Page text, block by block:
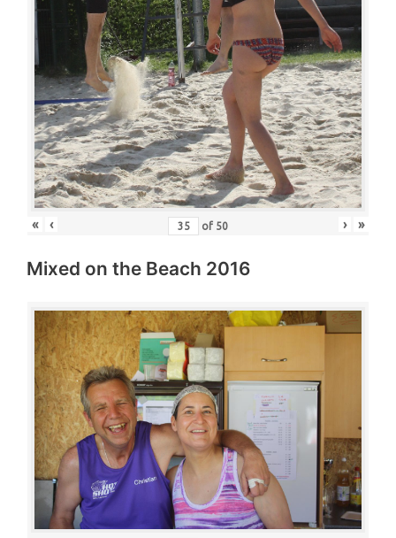
« ‹ of 50 › »
Mixed on the Beach 2016